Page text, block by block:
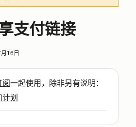
支付链接
16日
阅一起使用，除非另有说明：
划